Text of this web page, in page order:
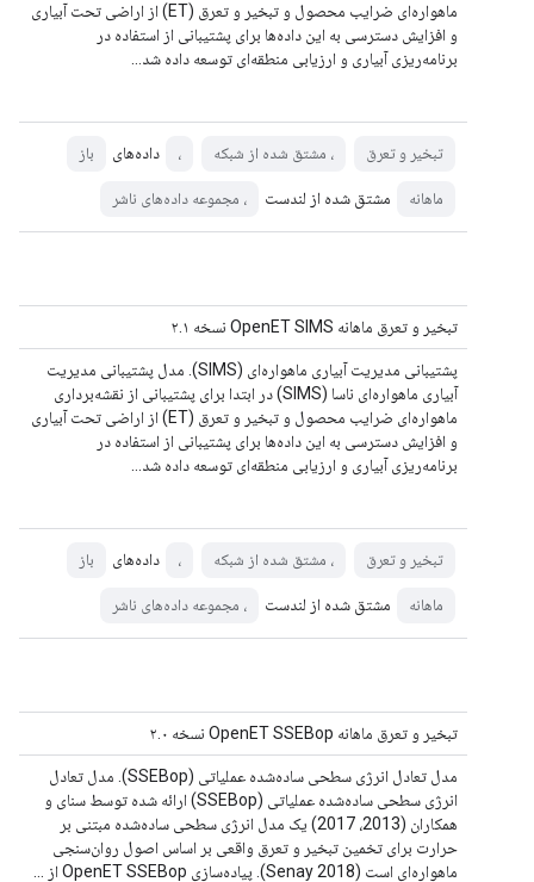
ماهواره‌ای ضرایب محصول و تبخیر و تعرق (ET) از اراضی تحت آبیاری
و افزایش دسترسی به این داده‌ها برای پشتیبانی از استفاده در
برنامه‌ریزی آبیاری و ارزیابی منطقه‌ای توسعه داده شد…
تبخیر و تعرق ، مشتق شده از شبکه ، داده‌های باز
ماهانه مشتق شده از لندست ، مجموعه داده‌های ناشر
تبخیر و تعرق ماهانه OpenET SIMS نسخه ۲.۱
پشتیبانی مدیریت آبیاری ماهواره‌ای (SIMS). مدل پشتیبانی مدیریت
آبیاری ماهواره‌ای ناسا (SIMS) در ابتدا برای پشتیبانی از نقشه‌برداری
ماهواره‌ای ضرایب محصول و تبخیر و تعرق (ET) از اراضی تحت آبیاری
و افزایش دسترسی به این داده‌ها برای پشتیبانی از استفاده در
برنامه‌ریزی آبیاری و ارزیابی منطقه‌ای توسعه داده شد…
تبخیر و تعرق ، مشتق شده از شبکه ، داده‌های باز
ماهانه مشتق شده از لندست ، مجموعه داده‌های ناشر
تبخیر و تعرق ماهانه OpenET SSEBop نسخه ۲.۰
مدل تعادل انرژی سطحی ساده‌شده عملیاتی (SSEBop). مدل تعادل
انرژی سطحی ساده‌شده عملیاتی (SSEBop) ارائه شده توسط سنای و
همکاران (2013، 2017) یک مدل انرژی سطحی ساده‌شده مبتنی بر
حرارت برای تخمین تبخیر و تعرق واقعی بر اساس اصول روان‌سنجی
ماهواره‌ای است (Senay 2018). پیاده‌سازی OpenET SSEBop از ...